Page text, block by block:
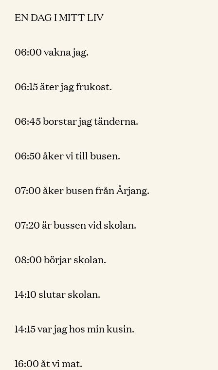
EN DAG I MITT LIV
06:00 vakna jag.
06:15 äter jag frukost.
06:45 borstar jag tänderna.
06:50 åker vi till busen.
07:00 åker busen från Årjang.
07:20 är bussen vid skolan.
08:00 börjar skolan.
14:10 slutar skolan.
14:15 var jag hos min kusin.
16:00 åt vi mat.